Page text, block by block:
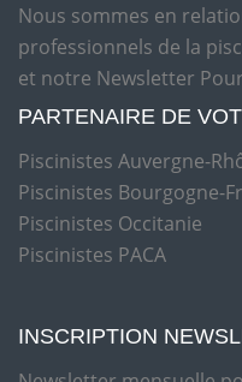
Nous sommes en
professionnels de la
et notre Newsletter
PARTENAIRE DE
Piscinistes Auvergne-
Piscinistes Bourgogne-
Piscinistes Occitanie
Piscinistes PACA
INSCRIPTION